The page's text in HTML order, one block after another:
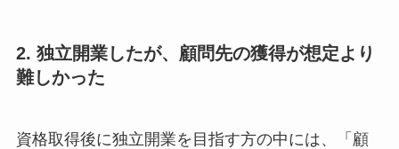
2. 独立開業したが、顧問先の獲得が想定より
難しかった
資格取得後に独立開業を目指す方の中には、「顧